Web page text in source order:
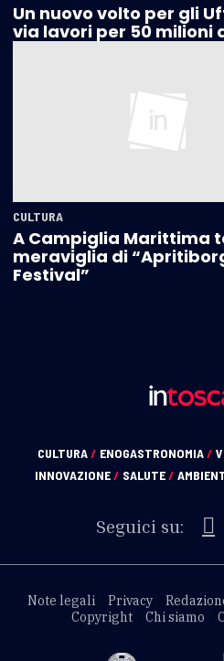
Un nuovo volto per gli
via lavori per 50 milioni
CULTURA
A Campiglia Marittima
meraviglia di
Festival”
CULTURA/ ENOGASTRONOMIA/
INNOVAZIONE/ SALUTE/
Seguici su:
Note legali Privacy
Copyright
Chi siamo